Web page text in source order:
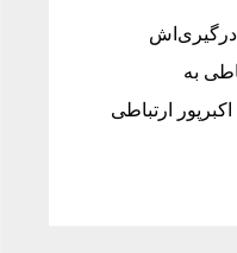
درگیری‌اش
به
ارتباطی